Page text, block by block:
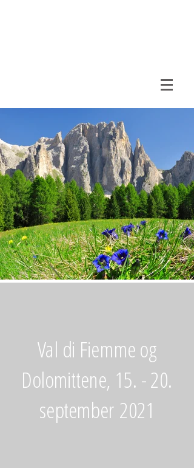
Val di Fiemme og
Dolomittene, 15. - 20.
september 2021